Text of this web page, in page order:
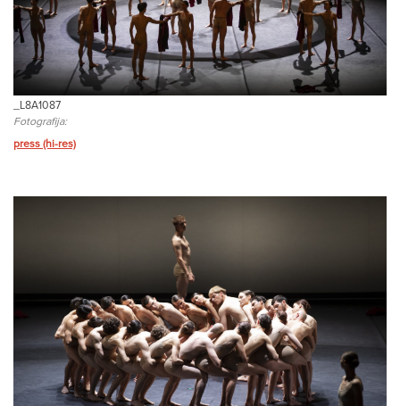
_L8A1087
Fotografija:
press (hi-res)